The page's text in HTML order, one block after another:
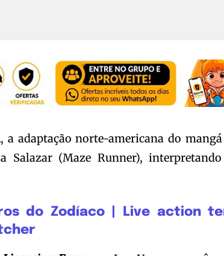
, a adaptação norte-americana do mangá
Salazar (Maze Runner),
do Zodíaco | Live action